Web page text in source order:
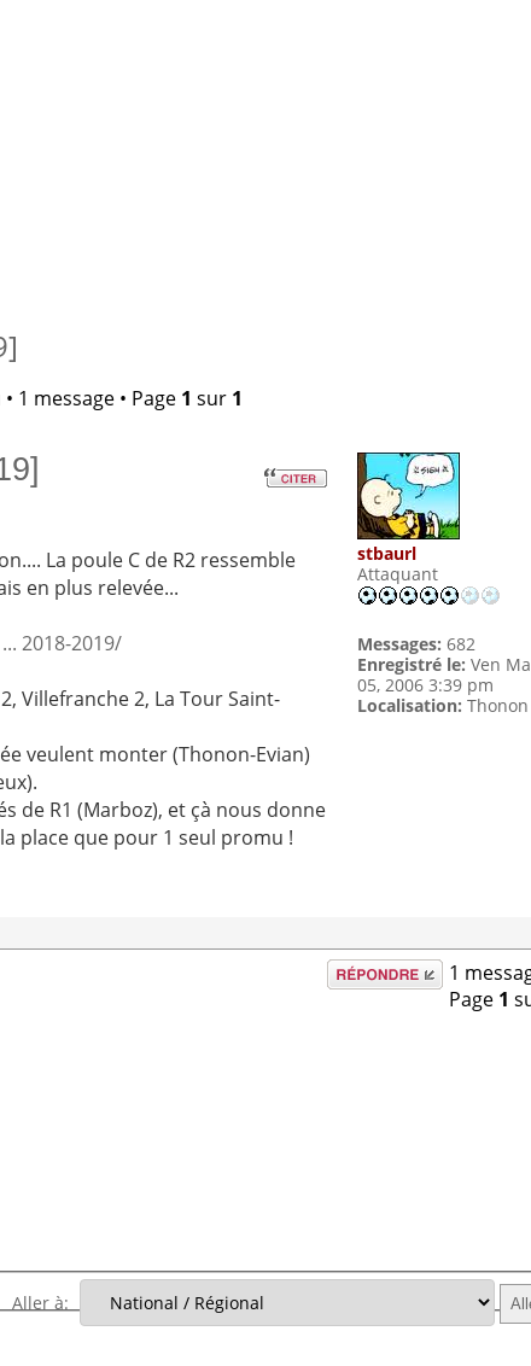
• 1 message • Page 1 sur 1
La poule C de R2 ressemble
en plus relevée...
2018-2019/
Villefranche 2, La Tour Saint-
veulent monter (Thonon-Evian)
de R1 (Marboz), et çà nous donne
place que pour 1 seul promu !
stbaurl
Attaquant
Messages: 682
Enregistré le: Ven
05, 2006 3:39 pm
Localisation: Thonon
Répondre
1
Page 1
Aller à: